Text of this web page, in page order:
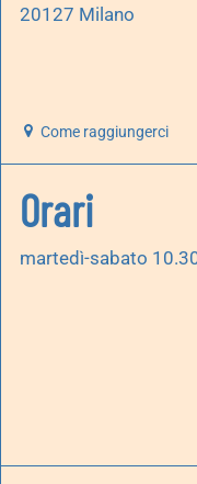
20127 Milano
Come raggiungerci
Orari
martedì-sabato